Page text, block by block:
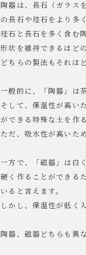
陶器は、長石（ガラス
の長石や珪石をより多
珪石と長石を多く含む
形状を維持できるほど
どちらの製法もそれほ
一般的に、「陶器」は
そして、保温性が高い
ができる特殊な土を作
ただ、吸水性が高いた
一方で、「磁器」は白
硬く作ることができる
いると言えます。
しかし、保温性が低く
陶器、磁器どちらも異